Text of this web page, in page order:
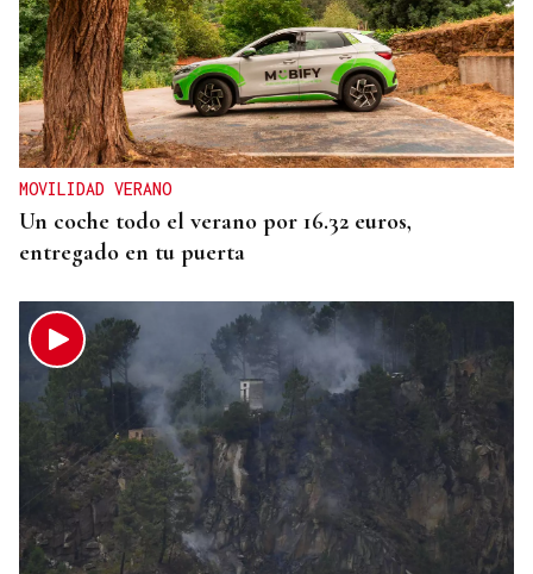
MOVILIDAD VERANO
Un coche todo el verano por 16.32 euros,
entregado en tu puerta